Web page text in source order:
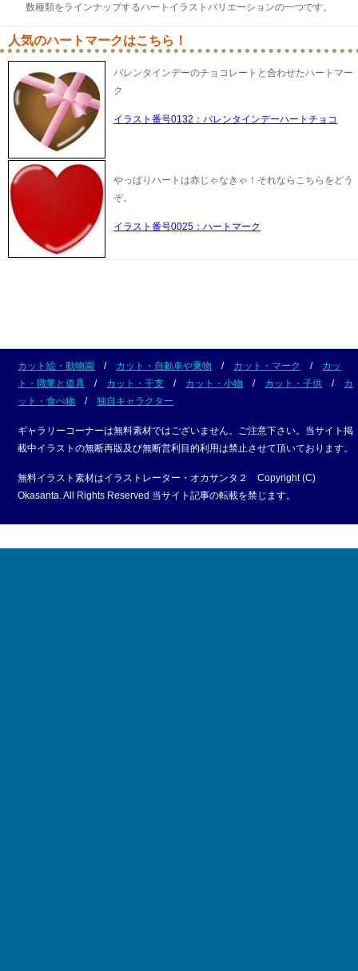
数種類をラインナップするハートイラストバリエーションの一つです。
人気のハートマークはこちら！
バレンタインデーのチョコレートと合わせたハートマー
ク
イラスト番号0132：バレンタインデーハートチョコ
やっぱりハートは赤じゃなきゃ！それならこちらをどう
ぞ。
イラスト番号0025：ハートマーク
カット絵・動物園 / カット・自動車や乗物 / カット・マーク / カッ
ト・職業と道具 / カット・干支 / カット・小物 / カット・子供 / カ
ット・食べ物 /独自キャラクター
ギャラリーコーナーは無料素材ではございません。ご注意下さい。当サイト掲
載中イラストの無断再版及び無断営利目的利用は禁止させて頂いております。
無料イラスト素材はイラストレーター・オカサンタ２ Copyright (C)
Okasanta. All Rights Reserved 当サイト記事の転載を禁じます。